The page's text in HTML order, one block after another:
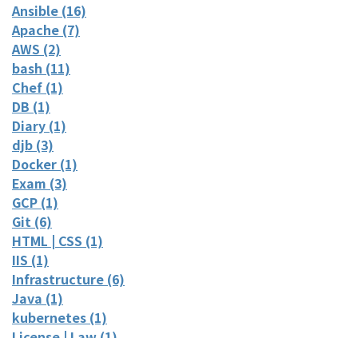
Ansible (16)
Apache (7)
AWS (2)
bash (11)
Chef (1)
DB (1)
Diary (1)
djb (3)
Docker (1)
Exam (3)
GCP (1)
Git (6)
HTML | CSS (1)
IIS (1)
Infrastructure (6)
Java (1)
kubernetes (1)